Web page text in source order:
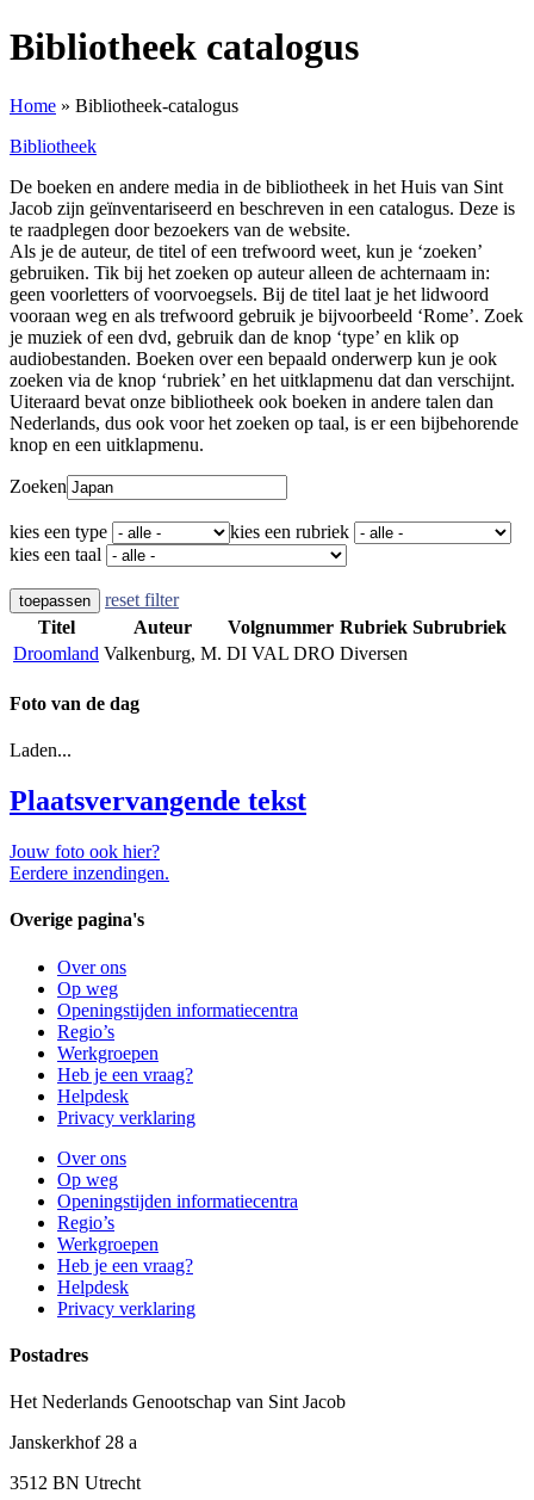
Bibliotheek catalogus
Home » Bibliotheek-catalogus
Bibliotheek
De boeken en andere media in de bibliotheek in het Huis van Sint
Jacob zijn geïnventariseerd en beschreven in een catalogus. Deze is
te raadplegen door bezoekers van de website.
Als je de auteur, de titel of een trefwoord weet, kun je ‘zoeken’
gebruiken. Tik bij het zoeken op auteur alleen de achternaam in:
geen voorletters of voorvoegsels. Bij de titel laat je het lidwoord
vooraan weg en als trefwoord gebruik je bijvoorbeeld ‘Rome’. Zoek
je muziek of een dvd, gebruik dan de knop ‘type’ en klik op
audiobestanden. Boeken over een bepaald onderwerp kun je ook
zoeken via de knop ‘rubriek’ en het uitklapmenu dat dan verschijnt.
Uiteraard bevat onze bibliotheek ook boeken in andere talen dan
Nederlands, dus ook voor het zoeken op taal, is er een bijbehorende
knop en een uitklapmenu.
Zoeken
kies een type
kies een rubriek
kies een taal
toepassen
reset filter
Titel
Auteur Volgnummer Rubriek Subrubriek
Droomland Valkenburg, M. DI VAL DRO Diversen
Foto van de dag
Laden...
Plaatsvervangende tekst
Jouw foto ook hier?
Eerdere inzendingen.
Overige pagina's
Over ons
Op weg
Openingstijden informatiecentra
Regio’s
Werkgroepen
Heb je een vraag?
Helpdesk
Privacy verklaring
Over ons
Op weg
Openingstijden informatiecentra
Regio’s
Werkgroepen
Heb je een vraag?
Helpdesk
Privacy verklaring
Postadres
Het Nederlands Genootschap van Sint Jacob
Janskerkhof 28 a
3512 BN Utrecht